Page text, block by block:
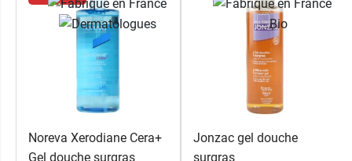
Noreva Xerodiane Cera+
Gel douche surgras
Jonzac gel douche
surgras